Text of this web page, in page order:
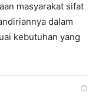
masyarakat sifat
dalam
kebutuhan yang
ⓘ